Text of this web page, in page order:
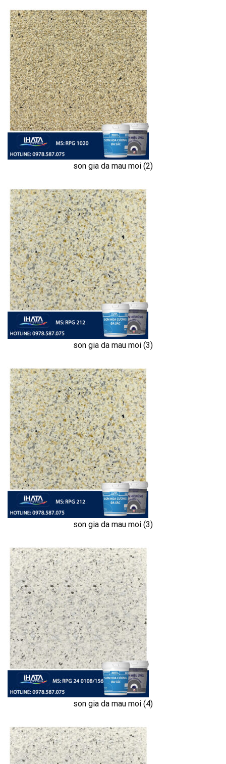
son gia da mau moi (2)
son gia da mau moi (3)
son gia da mau moi (3)
son gia da mau moi (4)